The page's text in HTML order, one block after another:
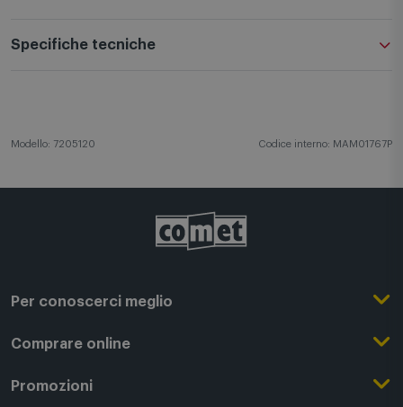
Specifiche tecniche
Modello: 7205120 Codice interno: MAM01767P
Per conoscerci meglio
Il Gruppo Comet
Punti di forza
Comprare online
Registrati su Comet
Promozioni